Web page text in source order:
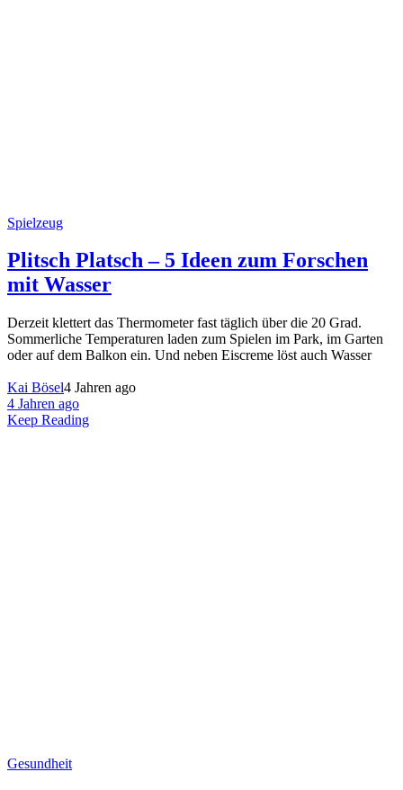
Spielzeug
Plitsch Platsch – 5 Ideen zum Forschen
mit Wasser
Derzeit klettert das Thermometer fast täglich über die 20 Grad.
Sommerliche Temperaturen laden zum Spielen im Park, im Garten
oder auf dem Balkon ein. Und neben Eiscreme löst auch Wasser
Kai Bösel4 Jahren ago
4 Jahren ago
Keep Reading
Gesundheit